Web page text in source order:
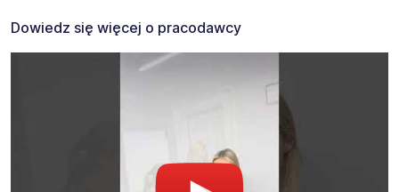
Dowiedz się więcej o pracodawcy